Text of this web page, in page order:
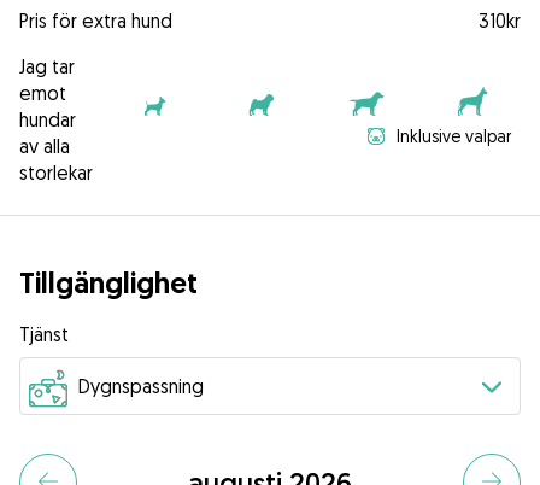
Pris för extra hund
310kr
Jag tar
emot
hundar
av alla
storlekar
Inklusive valpar
Tillgänglighet
Tjänst